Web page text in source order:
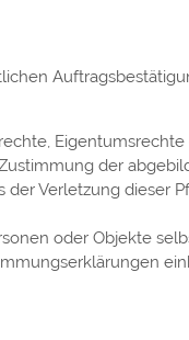
der
Verletzung dieser
oder Objekte